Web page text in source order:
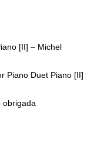
[II] – Michel
Piano Duet Piano [II]
obrigada